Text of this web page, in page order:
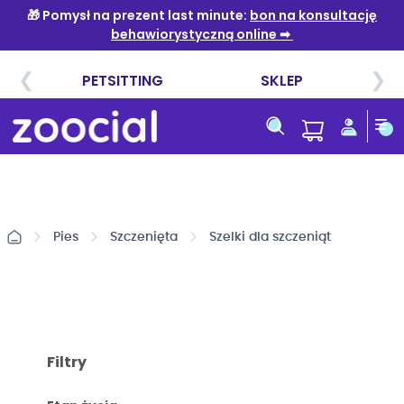
do
treści
Pies Szczenięta Szelki dla szczeniąt
Filtry